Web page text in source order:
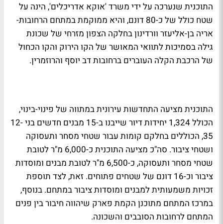
התוכנית שנערכה על ידי משרד 'אוקא אדריכלים', הינה על
שטח כולל של כ-80 דונם, והיא ממוקמת במתחם הרחובות-
אריה בן-אליעזר וורדינון בחלקה הצפון מזרחי של שכונת
גילה בסמיכות לתוואי המאושר של הקו הירוק והקו הכחול
של הרכבת הקלה העוברים ברחובות דב יוסף והרוזמרין.
התוכנית מציעה התחדשות עירונית במתווה של פינוי-בינוי,
הכולל 1,324 יחידות דיור שייבנו ב-15 מבנים חדשים בני 12-
35, הכוללים בחלקם קומות עבור שטחי מסחר ותעסוקה
ושטחי ציבור. סה"כ מציעה התוכנית כ-6,000 מ"ר לטובת
שטחי מסחר ותעסוקה, כ-6,500 מ"ר לטובת מבנים ומוסדות
ציבור וכ-16 דונם של שטחים פתוחים. זאת, לצד תוספת
זכויות משמעותית למבנים ומוסדות ציבור במתחם. בנוסף,
במרכז המתחם מתוכנן הקמת פארק שיהווה חיבור בין פנים
המתחם לרחובות הסובבים והשכונה.